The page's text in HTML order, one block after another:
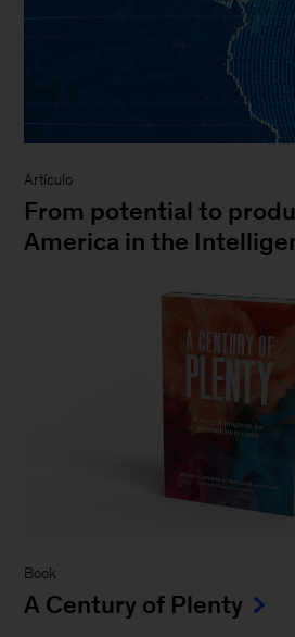
Artículo
From potential to
America in the
Book
A Century of Plenty